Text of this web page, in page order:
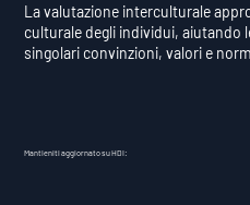
La valutazione interculturale
culturale degli individui, aiutando
singolari convinzioni, valori e
Mantieniti aggiornato su HDI: